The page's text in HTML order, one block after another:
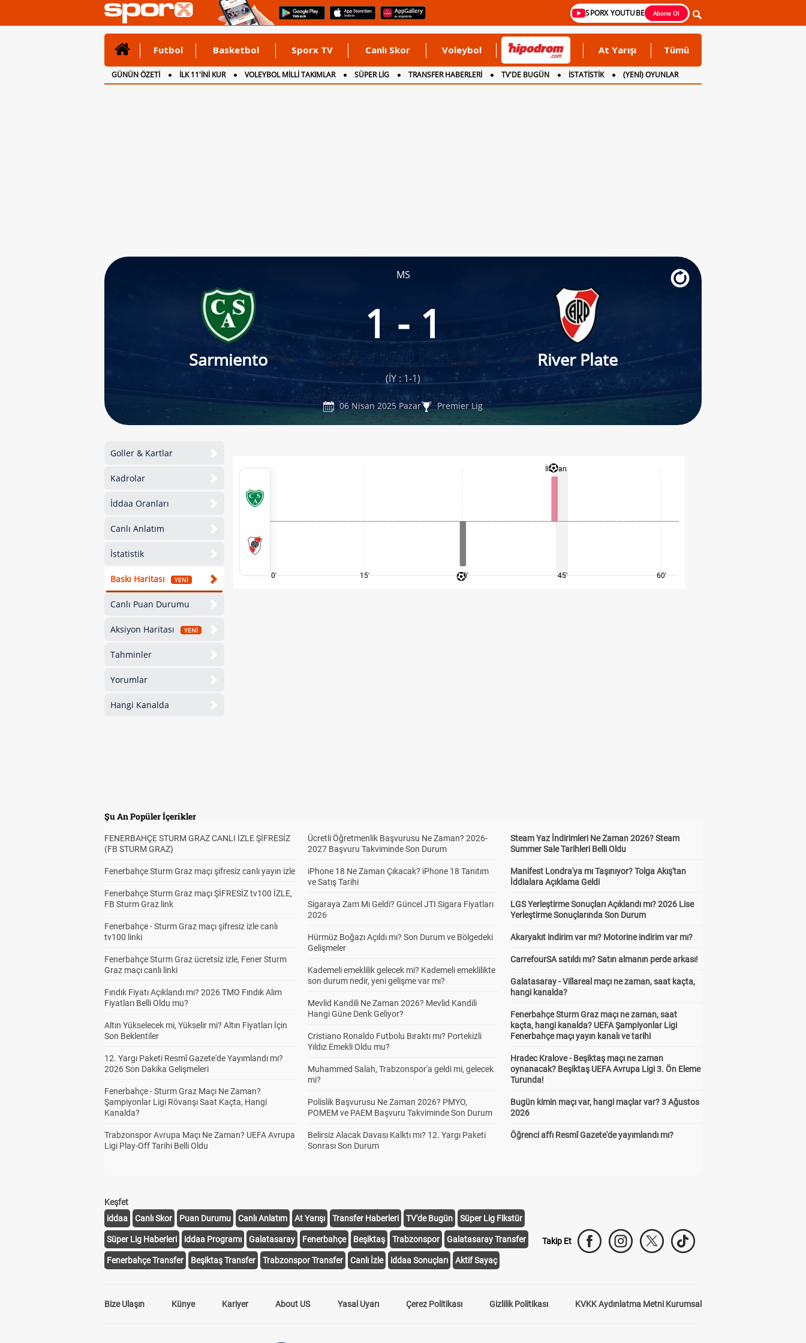
SPORX YOUTUBE Abone Ol
Futbol Basketbol Sporx TV Canlı Skor Voleybol At Yarışı Tümü
GÜNÜN ÖZETİ İLK 11'İNİ KUR VOLEYBOL MİLLİ TAKIMLAR SÜPER LİG TRANSFER HABERLERİ TV'DE BUGÜN İSTATİSTİK
(YENİ) OYUNLAR
CANLI ANLATIM
İNGİLTERE
MS
Sarmiento
1 - 1
River Plate
(İY : 1-1)
06 Nisan 2025 Pazar Premier Lig
Goller & Kartlar
Kadrolar
İddaa Oranları
Canlı Anlatım
İstatistik
Baskı Haritası YENİ
Canlı Puan Durumu
Aksiyon Haritası YENİ
Tahminler
Yorumlar
Hangi Kanalda
0' 15' 30'
İlk Yarı
45' 60'
Şu An Popüler İçerikler
FENERBAHÇE STURM GRAZ CANLI İZLE ŞİFRESİZ
(FB STURM GRAZ)
Fenerbahçe Sturm Graz maçı şifresiz canlı yayın izle
Fenerbahçe Sturm Graz maçı ŞİFRESİZ tv100 İZLE,
FB Sturm Graz link
Fenerbahçe - Sturm Graz maçı şifresiz izle canlı
tv100 linki
Fenerbahçe Sturm Graz ücretsiz izle, Fener Sturm
Graz maçı canlı linki
Fındık Fiyatı Açıklandı mı? 2026 TMO Fındık Alım
Fiyatları Belli Oldu mu?
Altın Yükselecek mi, Yükselir mi? Altın Fiyatları İçin
Son Beklentiler
12. Yargı Paketi Resmî Gazete'de Yayımlandı mı?
2026 Son Dakika Gelişmeleri
Fenerbahçe - Sturm Graz Maçı Ne Zaman?
Şampiyonlar Ligi Rövanşı Saat Kaçta, Hangi
Kanalda?
Trabzonspor Avrupa Maçı Ne Zaman? UEFA Avrupa
Ligi Play-Off Tarihi Belli Oldu
Ücretli Öğretmenlik Başvurusu Ne Zaman? 2026-
2027 Başvuru Takviminde Son Durum
iPhone 18 Ne Zaman Çıkacak? iPhone 18 Tanıtım
ve Satış Tarihi
Sigaraya Zam Mı Geldi? Güncel JTI Sigara Fiyatları
2026
Hürmüz Boğazı Açıldı mı? Son Durum ve Bölgedeki
Gelişmeler
Kademeli emeklilik gelecek mi? Kademeli emeklilikte
son durum nedir, yeni gelişme var mı?
Mevlid Kandili Ne Zaman 2026? Mevlid Kandili
Hangi Güne Denk Geliyor?
Cristiano Ronaldo Futbolu Bıraktı mı? Portekizli
Yıldız Emekli Oldu mu?
Muhammed Salah, Trabzonspor'a geldi mi, gelecek
mi?
Polislik Başvurusu Ne Zaman 2026? PMYO,
POMEM ve PAEM Başvuru Takviminde Son Durum
Belirsiz Alacak Davası Kalktı mı? 12. Yargı Paketi
Sonrası Son Durum
Steam Yaz İndirimleri Ne Zaman 2026? Steam
Summer Sale Tarihleri Belli Oldu
Manifest Londra'ya mı Taşınıyor? Tolga Akış'tan
İddialara Açıklama Geldi
LGS Yerleştirme Sonuçları Açıklandı mı? 2026 Lise
Yerleştirme Sonuçlarında Son Durum
Akaryakıt indirim var mı? Motorine indirim var mı?
CarrefourSA satıldı mı? Satın almanın perde arkası!
Galatasaray - Villareal maçı ne zaman, saat kaçta,
hangi kanalda?
Fenerbahçe Sturm Graz maçı ne zaman, saat
kaçta, hangi kanalda? UEFA Şampiyonlar Ligi
Fenerbahçe maçı yayın kanalı ve tarihi
Hradec Kralove - Beşiktaş maçı ne zaman
oynanacak? Beşiktaş UEFA Avrupa Ligi 3. Ön Eleme
Turunda!
Bugün kimin maçı var, hangi maçlar var? 3 Ağustos
2026
Öğrenci affı Resmî Gazete'de yayımlandı mı?
Keşfet
iddaa
Canlı Skor Puan Durumu Canlı Anlatım At Yarışı Transfer Haberleri TV'de Bugün Süper Lig Fikstür
Süper Lig Haberleri iddaa Programı Galatasaray Fenerbahçe Beşiktaş Trabzonspor Galatasaray Transfer
Fenerbahçe Transfer Beşiktaş Transfer Trabzonspor Transfer Canlı İzle iddaa Sonuçları Aktif Sayaç
Takip Et
Bize Ulaşın Künye Kariyer About US Yasal Uyarı Çerez Politikası Gizlilik Politikası KVKK Aydınlatma Metni Kurumsal